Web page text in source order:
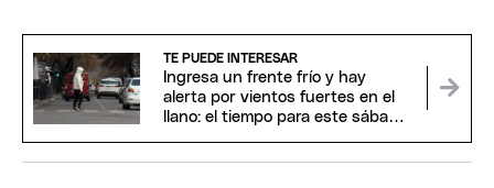
TE PUEDE INTERESAR
Ingresa un frente frío y hay
alerta por vientos fuertes en el
llano: el tiempo para este sábado